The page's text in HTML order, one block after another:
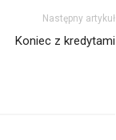
Następny artykuł
Koniec z kredytami